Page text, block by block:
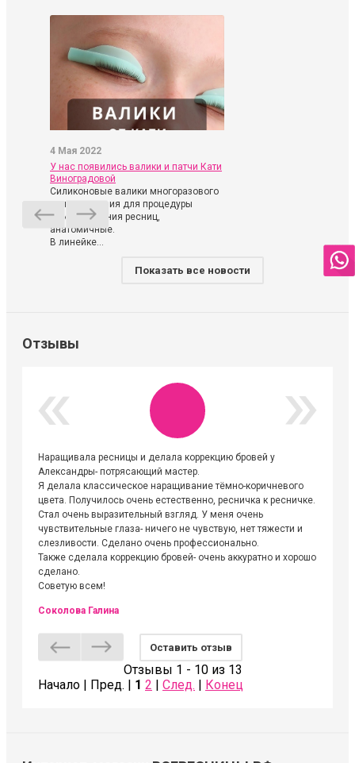
4 Мая 2022
У нас появились валики и патчи Кати
Виноградовой
Силиконовые валики многоразового
использования для процедуры
ламинирования ресниц,
анатомичные.
В линейке...
Показать все новости
Отзывы
Наращивала ресницы и делала коррекцию бровей у
Александры- потрясающий мастер.
Я делала классическое наращивание тёмно-коричневого
цвета. Получилось очень естественно, ресничка к ресничке.
Стал очень выразительный взгляд. У меня очень
чувствительные глаза- ничего не чувствую, нет тяжести и
слезливости. Сделано очень профессионально.
Также сделала коррекцию бровей- очень аккуратно и хорошо
сделано.
Советую всем!
Соколова Галина
Оставить отзыв
Отзывы 1 - 10 из 13
Начало | Пред. | 1 2 След. Конец